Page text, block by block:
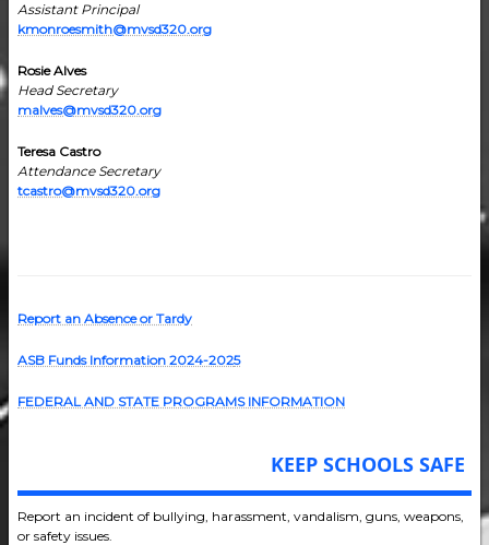
Assistant Principal
kmonroesmith@mvsd320.org
Rosie Alves
Head Secretary
malves@mvsd320.org
Teresa Castro
Attendance Secretary
tcastro@mvsd320.org
Report an Absence or Tardy
ASB Funds Information 2024-2025
FEDERAL AND STATE PROGRAMS INFORMATION
KEEP SCHOOLS SAFE
Report an incident of bullying, harassment, vandalism, guns, weapons,
or safety issues.